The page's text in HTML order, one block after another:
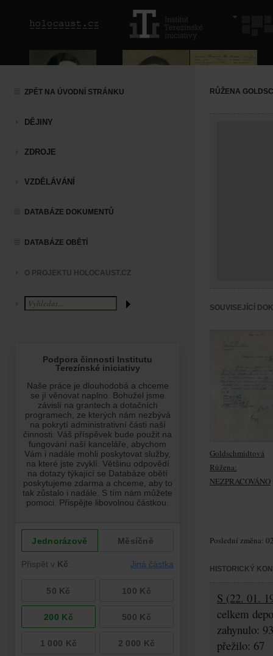
ZPĚT NA ÚVODNÍ STRÁNKU
DĚJINY
ZDROJE
VZDĚLÁVÁNÍ
DATABÁZE DOKUMENTŮ
DATABÁZE OBĚTÍ
O PROJEKTU HOLOCAUST.CZ
RŮŽENA
SOUVISEJÍCÍ
Goldschmidtová
Růžena:
NEZPRACOVÁNO
Poslední změna:
HISTORICKÝ
S (22. 01.
celkem
zahynulo:
přežilo: 67